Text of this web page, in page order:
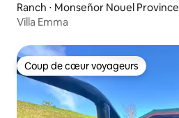
Ranch ⋅ Monseñor Nouel Province
Villa Emma
Coup de cœur voyageurs
Coup de cœur voyageurs